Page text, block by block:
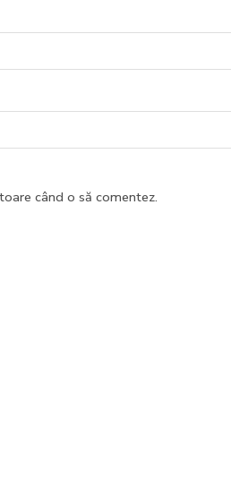
când o să comentez.